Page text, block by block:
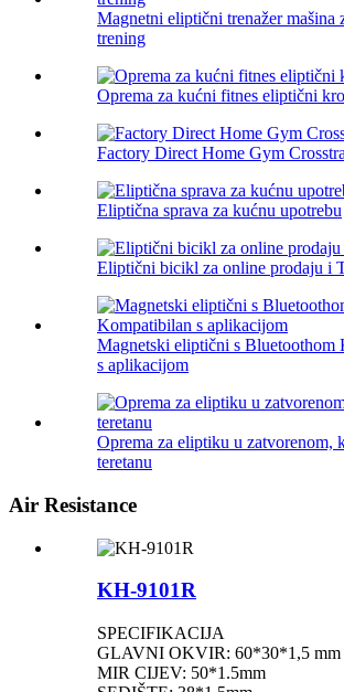
Magnetni eliptični trenažer mašina
trening
Oprema za kućni fitnes eliptični
Factory Direct Home Gym
Eliptična sprava za kućnu upotrebu
Eliptični bicikl za online prodaju i
Magnetski eliptični s Bluetoothom
s aplikacijom
Oprema za eliptiku u zatvorenom,
teretanu
Air Resistance
KH-9101R
SPECIFIKACIJA
GLAVNI OKVIR: 60*30*1,5 mm
MIR CIJEV: 50*1.5mm